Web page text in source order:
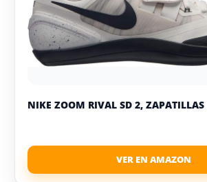
NIKE ZOOM RIVAL SD 2,